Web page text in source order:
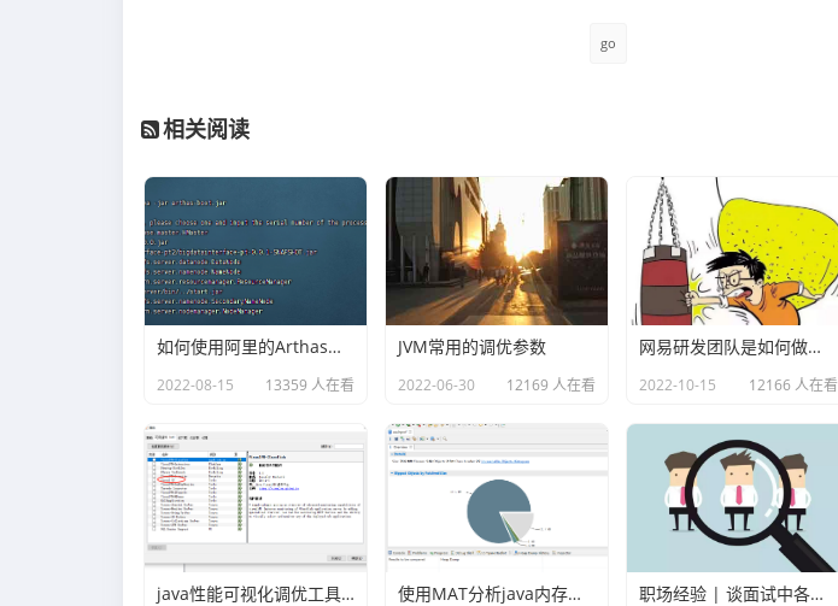
go
相关阅读
如何使用阿里的Arthas快速定位正在线上运行的程序问题
2022-08-15 13359 人在看
JVM常用的调优参数
2022-06-30 12169 人在看
网易研发团队是如何做故障演练的？
2022-10-15 12166 人在看
java性能可视化调优工具VisualVM插件之Visual GC 使用MAT分析java内存溢出的原因 职场经验 | 谈面试中各种各样的坑